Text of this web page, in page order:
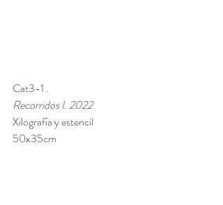
Cat3-1 .
Recorridos I. 2022
Xilografía y estencil
50x35cm